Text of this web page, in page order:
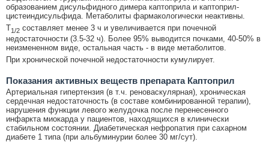
образованием дисульфидного димера каптоприла и каптоприл-
цистеиндисульфида. Метаболиты фармакологически неактивны.
T1/2 составляет менее 3 ч и увеличивается при почечной
недостаточности (3.5-32 ч). Более 95% выводится почками, 40-50% в
неизмененном виде, остальная часть - в виде метаболитов.
При хронической почечной недостаточности кумулирует.
Показания активных веществ препарата Каптоприл
Артериальная гипертензия (в т.ч. реноваскулярная), хроническая
сердечная недостаточность (в составе комбинированной терапии),
нарушения функции левого желудочка после перенесенного
инфаркта миокарда у пациентов, находящихся в клинически
стабильном состоянии. Диабетическая нефропатия при сахарном
диабете 1 типа (при альбуминурии более 30 мг/сут).